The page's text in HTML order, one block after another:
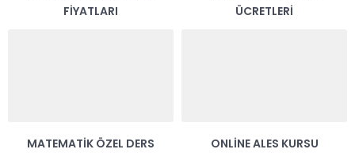
FIYATLARI
ÜCRETLERI
MATEMATIK ÖZEL DERS
ONLINE ALES KURSU